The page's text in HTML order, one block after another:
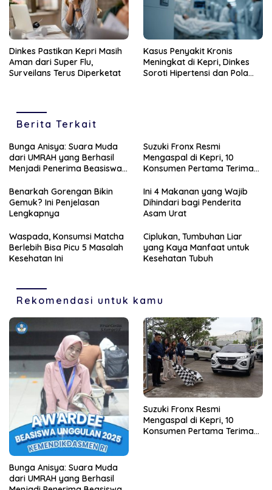
Dinkes Pastikan Kepri Masih
Aman dari Super Flu,
Surveilans Terus Diperketat
Kasus Penyakit Kronis
Meningkat di Kepri, Dinkes
Soroti Hipertensi dan Pola
Berita Terkait
Bunga Anisya: Suara Muda
dari UMRAH yang Berhasil
Menjadi Penerima Beasiswa
Suzuki Fronx Resmi
Mengaspal di Kepri, 10
Konsumen Pertama Terima
Benarkah Gorengan Bikin
Gemuk? Ini Penjelasan
Lengkapnya
Ini 4 Makanan yang Wajib
Dihindari bagi Penderita
Asam Urat
Waspada, Konsumsi Matcha
Berlebih Bisa Picu 5 Masalah
Kesehatan Ini
Ciplukan, Tumbuhan Liar
yang Kaya Manfaat untuk
Kesehatan Tubuh
Rekomendasi untuk kamu
Bunga Anisya: Suara Muda
dari UMRAH yang Berhasil
Suzuki Fronx Resmi
Mengaspal di Kepri, 10
Konsumen Pertama Terima